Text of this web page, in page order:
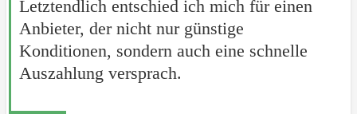
Letztendlich entschied ich mich für einen
Anbieter, der nicht nur günstige
Konditionen, sondern auch eine schnelle
Auszahlung versprach.